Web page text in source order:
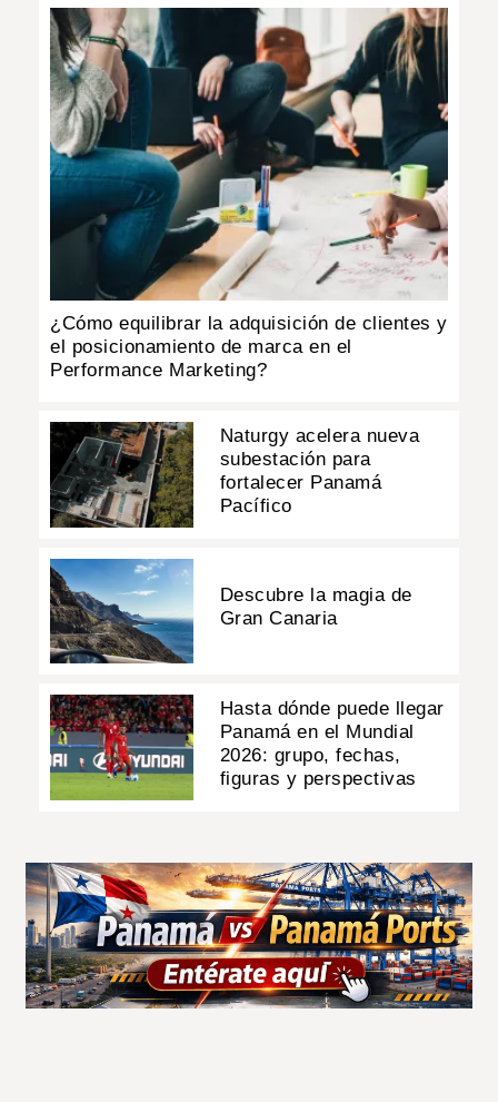
¿Cómo equilibrar la adquisición de clientes y
el posicionamiento de marca en el
Performance Marketing?
Naturgy acelera nueva
subestación para
fortalecer Panamá
Pacífico
Descubre la magia de
Gran Canaria
Hasta dónde puede llegar
Panamá en el Mundial
2026: grupo, fechas,
figuras y perspectivas